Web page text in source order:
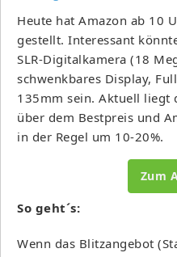
Heute hat Amazon ab 10
gestellt. Interessant
SLR-Digitalkamera (18
schwenkbares Display,
135mm sein. Aktuell liegt
über dem Bestpreis und
in der Regel um 10-20%.
Zum
So geht´s:
Wenn das Blitzangebot